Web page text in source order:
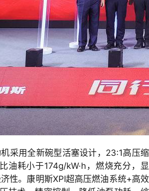
采用全新碗型活塞设计，23:1高压缩
油耗小于174g/kW·h，燃烧充分，显
性。康明斯XPI超高压燃油系统+高效